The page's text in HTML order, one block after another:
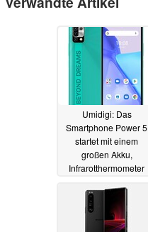
Umidigi: Das
Smartphone Power 5
startet mit einem
großen Akku,
Infrarotthermometer